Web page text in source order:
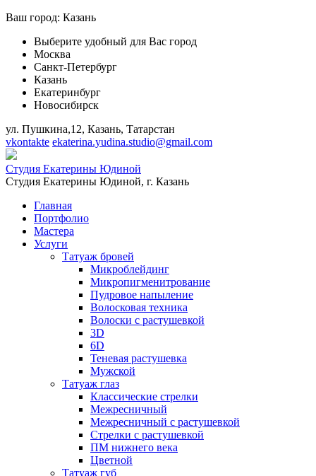
Ваш город: Казань
Выберите удобный для Вас город
Москва
Санкт-Петербург
Казань
Екатеринбург
Новосибирск
ул. Пушкина,12, Казань, Татарстан
vkontakte ekaterina.yudina.studio@gmail.com
Студия Екатерины Юдиной
Студия Екатерины Юдиной, г. Казань
Главная
Портфолио
Мастера
Услуги
Татуаж бровей
Микроблейдинг
Микропигменитрование
Пудровое напыление
Волосковая техника
Волоски с растушевкой
3D
6D
Теневая растушевка
Мужской
Татуаж глаз
Классические стрелки
Межресничный
Межресничный с растушевкой
Стрелки с растушевкой
ПМ нижнего века
Цветной
Татуаж губ